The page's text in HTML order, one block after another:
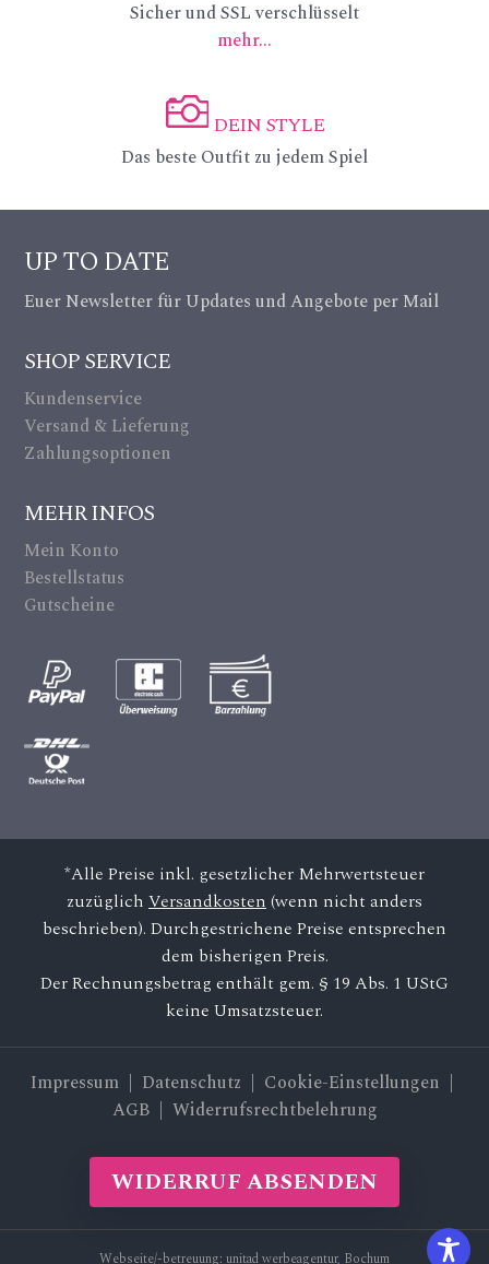
ic
on
ke
on
ic
_c
re
ic
Sicher und SSL verschlüsselt
mehr...
ic
on
_c
a
a_
alt
DEIN STYLE
Das beste Outfit zu jedem Spiel
UP TO DATE
Euer Newsletter für Updates und Angebote per Mail
SHOP SERVICE
Kundenservice
Versand & Lieferung
Zahlungsoptionen
MEHR INFOS
Mein Konto
Bestellstatus
Gutscheine
*Alle Preise inkl. gesetzlicher Mehrwertsteuer
zuzüglich Versandkosten(wenn nicht anders
beschrieben). Durchgestrichene Preise entsprechen
dem bisherigen Preis.
Der Rechnungsbetrag enthält gem. § 19 Abs. 1 UStG
keine Umsatzsteuer.
Impressum | Datenschutz | Cookie-Einstellungen |
AGB| Widerrufsrechtbelehrung
WIDERRUF ABSENDEN
Webseite/-betreuung: unitad werbeagentur, Bochum